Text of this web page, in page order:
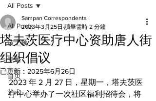
All Posts
波士顿
专题
首页
艺术
All Posts
塔夫茨医疗中心资助唐人街
组织倡议
Sampan Correspondents
2023年3月25日 讀畢需時 2 分鐘
已更新： 2025年6月26日
2023 年 2 月 27 日，星期一，塔夫茨医
疗中心举办了一次社区福利招待会，将